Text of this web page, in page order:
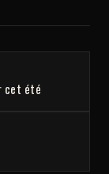
cet été